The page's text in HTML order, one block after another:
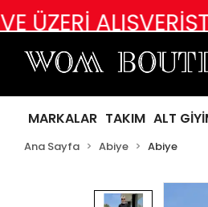
MARKALAR TAKIM ALT
Ana Sayfa Abiye Abiye